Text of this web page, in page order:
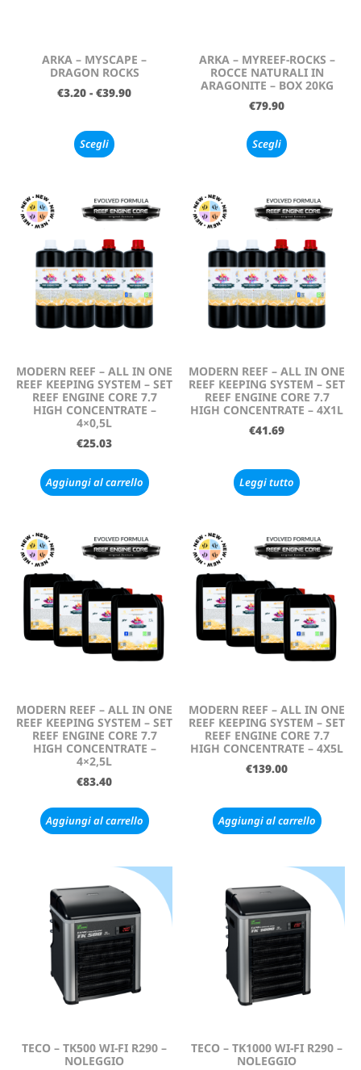
ARKA – MYSCAPE –
DRAGON ROCKS
€3.20 - €39.90
Scegli
ARKA – MYREEF-ROCKS –
ROCCE NATURALI IN
ARAGONITE – BOX 20KG
€79.90
Scegli
MODERN REEF – ALL IN ONE
REEF KEEPING SYSTEM – SET
REEF ENGINE CORE 7.7
HIGH CONCENTRATE –
4×0,5L
€25.03
Aggiungi al carrello
MODERN REEF – ALL IN ONE
REEF KEEPING SYSTEM – SET
REEF ENGINE CORE 7.7
HIGH CONCENTRATE – 4X1L
€41.69
Leggi tutto
MODERN REEF – ALL IN ONE
REEF KEEPING SYSTEM – SET
REEF ENGINE CORE 7.7
HIGH CONCENTRATE –
4×2,5L
€83.40
Aggiungi al carrello
MODERN REEF – ALL IN ONE
REEF KEEPING SYSTEM – SET
REEF ENGINE CORE 7.7
HIGH CONCENTRATE – 4X5L
€139.00
Aggiungi al carrello
TECO – TK500 WI-FI R290 –
NOLEGGIO
TECO – TK1000 WI-FI R290 –
NOLEGGIO